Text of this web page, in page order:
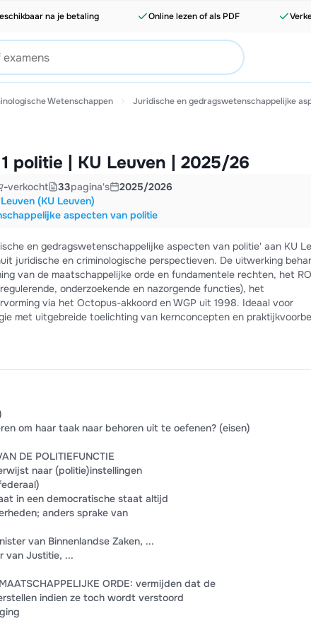
na je betaling Online lezen of als PDF
Wetenschappen Juridische en gedragswetenschappelijke
politie | KU Leuven | 2025/26
-verkocht 33pagina's
2025/2026
(KU Leuven)
aspecten van politie
en gedragswetenschappelijke aspecten van politie' aan KU
juridische en criminologische perspectieven. De uitwerking
van de maatschappelijke orde en fundamentele rechten, het
onderzoekende en nazorgende functies), het
via het Octopus-akkoord en WGP uit 1998. Ideaal voor
met uitgebreide toelichting van kernconcepten en
om haar taak naar behoren uit te oefenen? (eisen)
DE POLITIEFUNCTIE
naar (politie)instellingen
in een democratische staat altijd
anders sprake van
van Binnenlandse Zaken, ...
van Justitie, ...
ORDE: vermijden dat de
indien ze toch wordt verstoord